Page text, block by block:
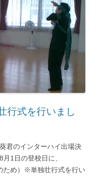
行式を行いまし
君のインターハイ出場決
8月1日の登校日に、
ため）※単独壮行式を行い